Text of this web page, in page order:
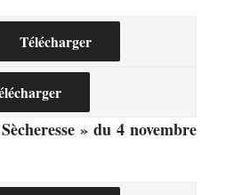
Télécharger
» du 4 novembre